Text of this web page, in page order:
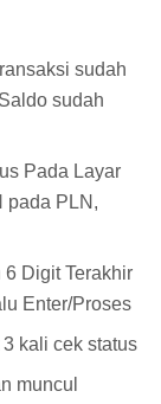
sudah
sudah
Pada Layar
pada PLN,
Digit Terakhir
Enter/Proses
kali cek status
muncul